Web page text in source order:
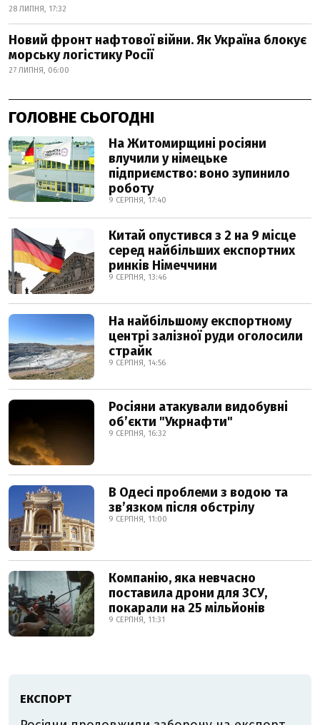
28 ЛИПНЯ, 17:32
Новий фронт нафтової війни. Як Україна блокує
морську логістику Росії
27 ЛИПНЯ, 06:00
ГОЛОВНЕ СЬОГОДНІ
На Житомирщині росіяни
влучили у німецьке
підприємство: воно зупинило
роботу
9 СЕРПНЯ, 17:40
Китай опустився з 2 на 9 місце
серед найбільших експортних
ринків Німеччини
9 СЕРПНЯ, 13:46
На найбільшому експортному
центрі залізної руди оголосили
страйк
9 СЕРПНЯ, 14:56
Росіяни атакували видобувні
обʼєкти "Укрнафти"
9 СЕРПНЯ, 16:32
В Одесі проблеми з водою та
звʼязком після обстрілу
9 СЕРПНЯ, 11:00
Компанію, яка невчасно
поставила дрони для ЗСУ,
покарали на 25 мільйонів
9 СЕРПНЯ, 11:31
ЕКСПОРТ